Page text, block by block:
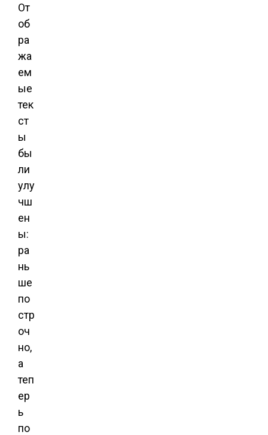
От
об
ра
жа
ем
ые
тек
ст
ы
бы
ли
улу
чш
ен
ы:
ра
нь
ше
по
стр
оч
но,
а
теп
ер
ь
по